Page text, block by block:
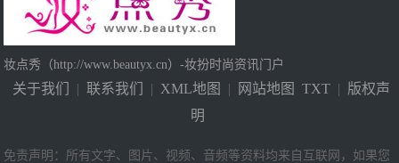
妆点秀（http://www.beautyx.cn）-妆扮时尚资讯门户
关于我们 | 联系我们 | XML地图 | 网站地图 TXT | 版权声
明
免责声明：所有文字、图片、视频、音频等资料均来自互联网，如果您